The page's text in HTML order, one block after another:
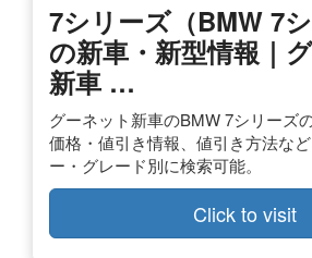
7シリーズ（BMW 7シ
の新車・新型情報｜
新車 …
グーネット新車のBMW 7シリーズ
価格・値引き情報、値引き方法な
ー・グレード別に検索可能。
Click to visit